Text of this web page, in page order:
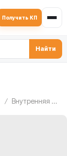
Получить КП
Найти
Внутренняя опора MEKA MB 2.0 — с правой стороны редуктора, 1004185